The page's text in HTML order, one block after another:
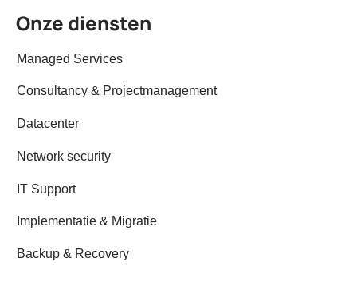
Onze diensten
Managed Services
Consultancy & Projectmanagement
Datacenter
Network security
IT Support
Implementatie & Migratie
Backup & Recovery